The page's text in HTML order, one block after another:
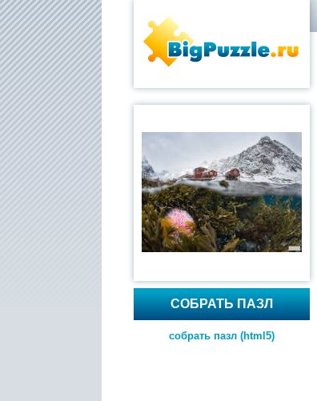
СОБРАТЬ ПАЗЛ
собрать пазл (html5)